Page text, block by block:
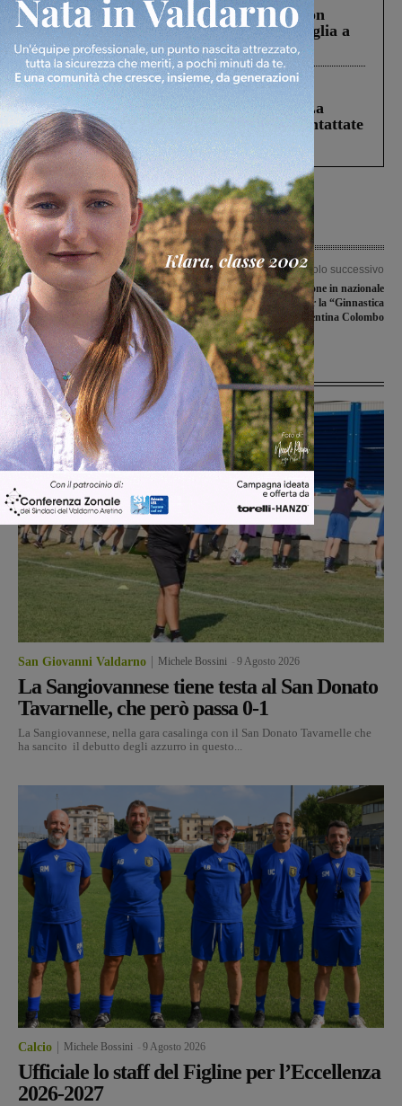
Scomparso da una struttura di Castiglion
Fiorentino l’uomo che aveva ucciso la figlia a
Levane nel 2020
Cronaca 5 Agosto 2026
Continuano le ricerche di Miah Billal. La
Prefettura: “In caso di avvistamento contattate
il 112”
Articolo precedente
I risultati delle valdarnesi impegnate
nella prima gara di Coppa Toscana
Articolo successivo
Ancora una convocazione in nazionale
azzurra per la “Ginnastica
Terranuova”: è Valentina Colombo
Ultime Notizie
San Giovanni Valdarno Michele Bossini 9 Agosto 2026
La Sangiovannese tiene testa al San Donato
Tavarnelle, che però passa 0-1
La Sangiovannese, nella gara casalinga con il San Donato Tavarnelle che
ha sancito il debutto degli azzurro in questo...
Calcio Michele Bossini 9 Agosto 2026
Ufficiale lo staff del Figline per l’Eccellenza
2026-2027